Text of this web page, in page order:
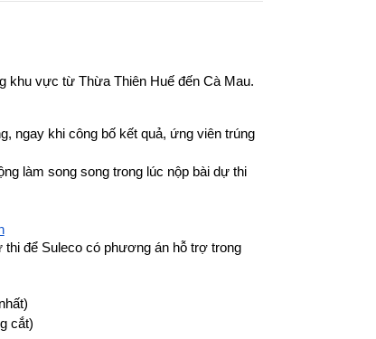
khu vực từ Thừa Thiên Huế đến Cà Mau.
ngay khi công bố kết quả, ứng viên trúng
làm song song trong lúc nộp bài dự thi
thi để Suleco có phương án hỗ trợ trong
cắt)